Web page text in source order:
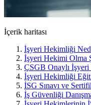
İçerik haritası
İşyeri Hekimliği
İşyeri Hekimi Olma
ÇSGB Onaylı
İşyeri Hekimliği
İSG Sınavı ve
İş Güvenliği